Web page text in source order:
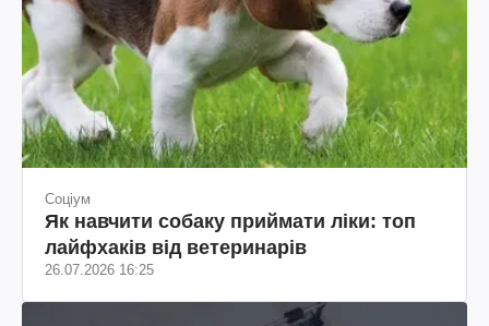
Соціум
Як навчити собаку приймати ліки: топ
лайфхаків від ветеринарів
26.07.2026 16:25